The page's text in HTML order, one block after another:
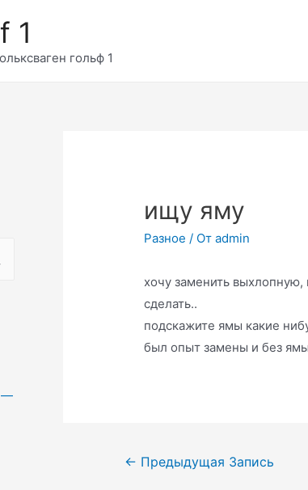
1
гольф 1
—
ищу яму
Разное / От admin
хочу заменить выхлопную,
сделать..
подскажите ямы какие
был опыт замены и без
Навигация
← Предыдущая Запись